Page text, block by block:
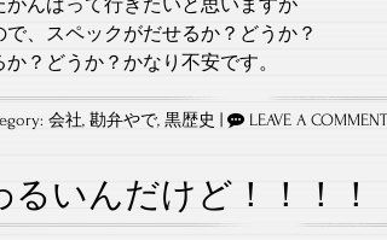
んばって行きたいと思いますが
、スペックがだせるか？どうか？
？どうか？かなり不安です。
会社,勘弁やで,黒歴史 | LEAVE A
いんだけど！！！！